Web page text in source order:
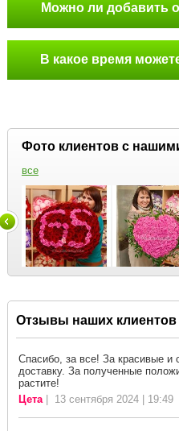
Можно ли добавить
В какое время
Фото клиентов с
все
Отзывы наших клиентов
Спасибо, за все! За красивые и
доставку. За полученные
растите!
Цета| 13 сентября 2024 | 19:49